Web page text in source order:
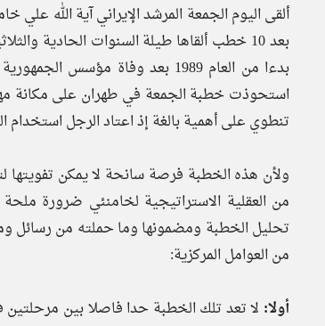
بعد 10 خطب ألقاها طيلة السنوات الحادية
بدءا من العام 1989 بعد وفاة
استحوذت خطبة الجمعة في طهران على مكانة
تنطوي على أهمية بالغة إذ اعتاد الرجل استخدام
ولأن هذه الخطبة فرصة سانحة لا يمكن تفويتها
من العقلية الاستراتيجية لخامنئي ضرورة
تحليل الخطبة ومضمونها وما حملته من رسائل
من العوامل المركزية:
أولا: لا تعد تلك الخطبة حدا فاصلا بين